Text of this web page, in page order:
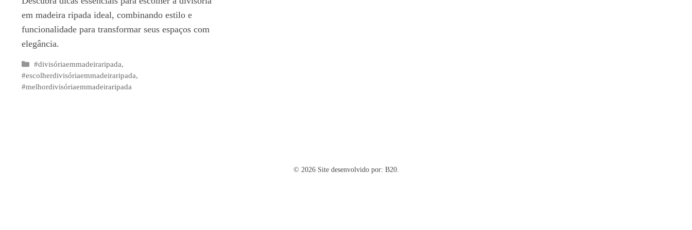
em madeira ripada ideal, combinando estilo e
funcionalidade para transformar seus espaços com
elegância.
Categorias
#divisóriaemmadeiraripada,
#escolherdivisóriaemmadeiraripada,
#melhordivisóriaemmadeiraripada
© 2026 Site desenvolvido por: B20.